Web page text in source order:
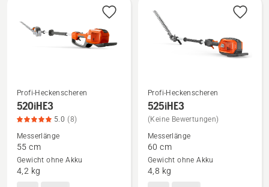
Mehr
Details
zu
520iHE3
anzeigen,
Produktbewertung
Profi-Heckenscheren
520iHE3
5.0 (8)
Messerlänge
55 cm
Gewicht ohne Akku
4,2 kg
Mehr
Details
zu
525iHE3
anzeigen
Profi-Heckenscheren
525iHE3
(Keine Bewertungen)
Messerlänge
60 cm
Gewicht ohne Akku
4,8 kg